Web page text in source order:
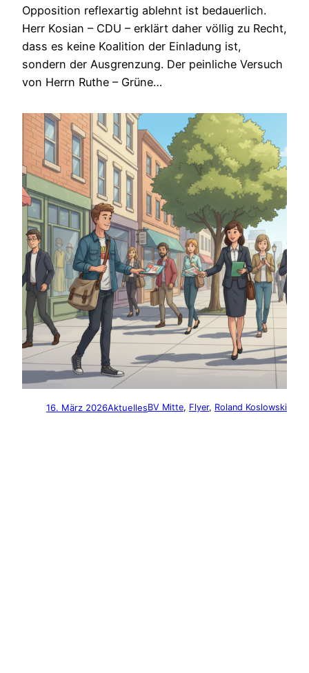
Opposition reflexartig ablehnt ist bedauerlich.
Herr Kosian – CDU – erklärt daher völlig zu Recht,
dass es keine Koalition der Einladung ist,
sondern der Ausgrenzung. Der peinliche Versuch
von Herrn Ruthe – Grüne…
16. März 2026AktuellesBV Mitte, Flyer, Roland Koslowski